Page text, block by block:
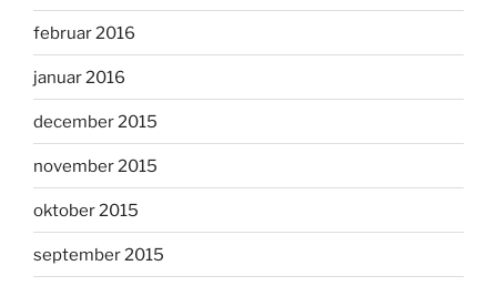
februar 2016
januar 2016
december 2015
november 2015
oktober 2015
september 2015